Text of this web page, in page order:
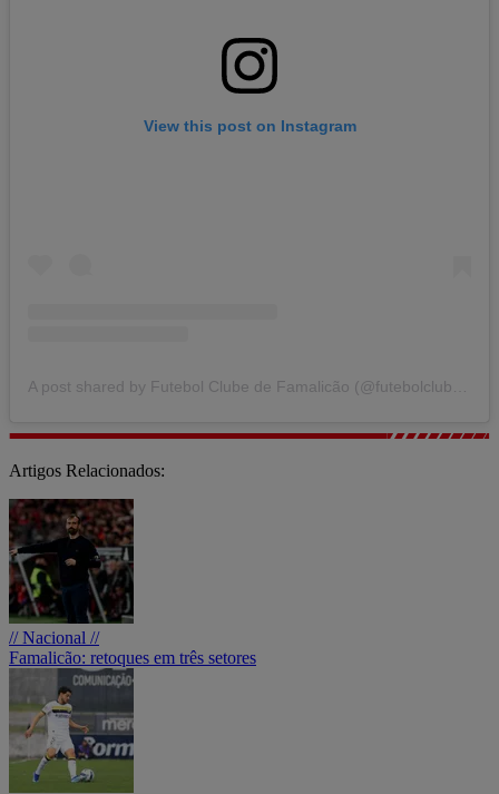
View this post on Instagram
Artigos Relacionados:
// Nacional //
Famalicão: retoques em três setores